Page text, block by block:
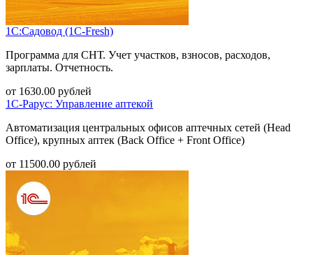
1С:Садовод (1С-Fresh)
Программа для СНТ. Учет участков, взносов, расходов,
зарплаты. Отчетность.
от 1630.00 рублей
1С-Рарус: Управление аптекой
Автоматизация центральных офисов аптечных сетей (Head
Office), крупных аптек (Back Office + Front Office)
от 11500.00 рублей